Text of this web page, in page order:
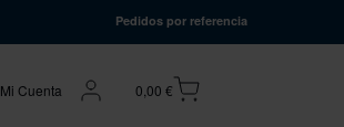
Pedidos por referencia
0,00 €
Mi Cuenta